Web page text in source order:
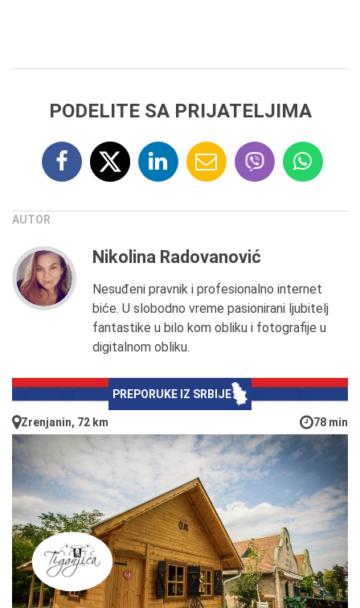
PODELITE SA PRIJATELJIMA
AUTOR
Nikolina Radovanović
Nesuđeni pravnik i profesionalno internet
biće. U slobodno vreme pasionirani ljubitelj
fantastike u bilo kom obliku i fotografije u
digitalnom obliku.
PREPORUKE IZ SRBIJE
Zrenjanin, 72 km 78 min